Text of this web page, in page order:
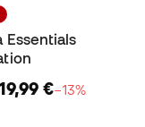
Essentials
€−13%